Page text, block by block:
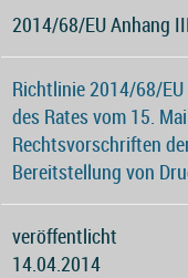
2014/68/EU Anhang
Richtlinie 2014/68/
des Rates vom 15.
Rechtsvorschriften
Bereitstellung von
veröffentlicht
14.04.2014